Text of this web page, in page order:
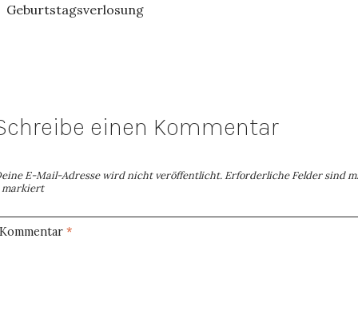
Geburtstagsverlosung
einen Kommentar
E-Mail-Adresse wird nicht veröffentlicht. Erforderliche Felder sind
markiert
Kommentar*